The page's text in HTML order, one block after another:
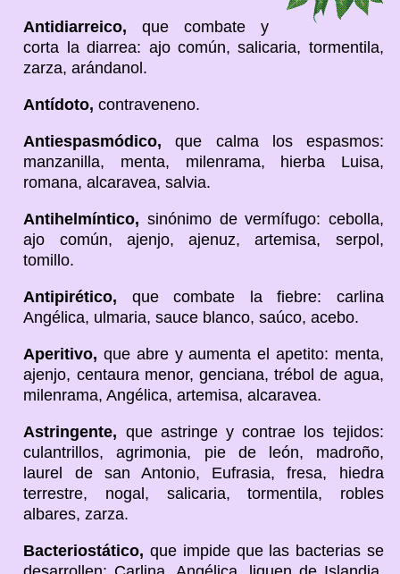
Antidiarreico,que combate y
corta la diarrea: ajo común, salicaria, tormentila,
zarza, arándanol.
Antídoto,contraveneno.
Antiespasmódico,que calma los espasmos:
manzanilla, menta, milenrama, hierba Luisa,
romana, alcaravea, salvia.
Antihelmíntico, sinónimo de vermífugo: cebolla,
ajo común, ajenjo, ajenuz, artemisa, serpol,
tomillo.
Antipirético, que combate la fiebre: carlina
Angélica, ulmaria, sauce blanco, saúco, acebo.
Aperitivo,que abre y aumenta el apetito: menta,
ajenjo, centaura menor, genciana, trébol de agua,
milenrama, Angélica, artemisa, alcaravea.
Astringente, que astringe y contrae los tejidos:
culantrillos, agrimonia, pie de león, madroño,
laurel de san Antonio, Eufrasia, fresa, hiedra
terrestre, nogal, salicaria, tormentila, robles
albares, zarza.
Bacteriostático,que impide que las bacterias se